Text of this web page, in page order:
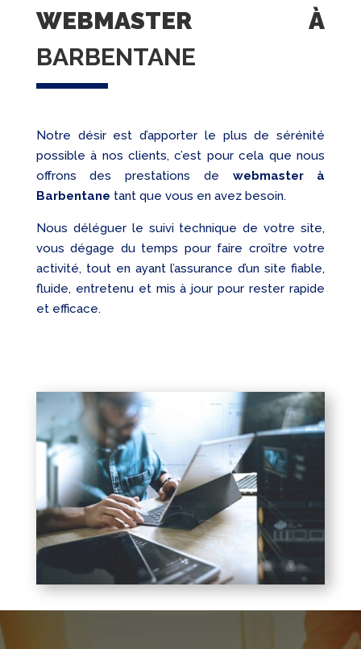
WEBMASTER À
BARBENTANE
Notre désir est d’apporter le plus de sérénité
possible à nos clients, c’est pour cela que nous
offrons des prestations de webmaster à
Barbentane tant que vous en avez besoin.
Nous déléguer le suivi technique de votre site,
vous dégage du temps pour faire croître votre
activité, tout en ayant l’assurance d’un site fiable,
fluide, entretenu et mis à jour pour rester rapide
et efficace.